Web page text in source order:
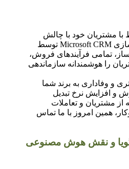
با مشتریان خود با چالش
مواجه هستید؟ با پیاده‌سازی Microsoft CRM توسط
تمامی فرآیندهای فروش،
را هوشمندانه سازماندهی
و وفاداری به برند شما
و افزایش نرخ تبدیل
همین امروز با ما تماس
گویا و نقش هوش مصنوعی